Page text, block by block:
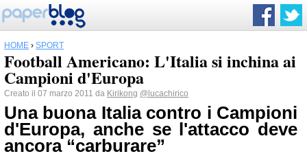
HOME › SPORT
Football Americano: L'Italia si inchina ai
Campioni d'Europa
Creato il 07 marzo 2011 da Kirikong @lucachirico
Una buona Italia contro i Campioni
d'Europa, anche se l'attacco deve
ancora “carburare”